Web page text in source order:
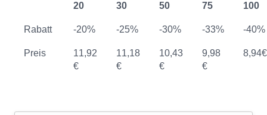
20
30
50
75
100
Rabatt -20% -25% -30% -33% -40%
Preis
11,92
€
11,18
€
10,43
€
9,98
€
8,94€